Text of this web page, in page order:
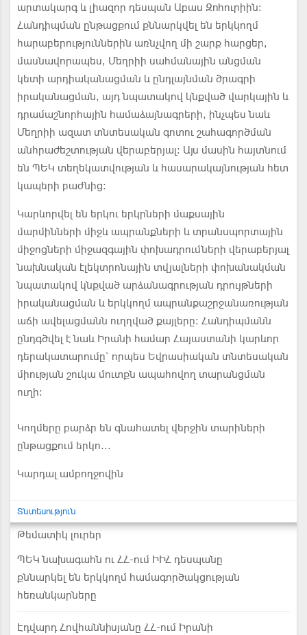
արտակարգ և լիազոր դեսպան Աբաս Զոհուրիին:
Հանդիպման ընթացքում քննարկվել են երկկողմ
հարաբերություններին առնչվող մի շարք հարցեր,
մասնավորապես, Մեղրիի սահմանային անցման
կետի արդիականացման և ընդլայնման ծրագրի
իրականացման, այդ նպատակով կնքված վարկային և
դրամաշնորհային համաձայնագրերի, ինչպես նաև
Մեղրիի ազատ տնտեսական գոտու շահագործման
անհրաժեշտության վերաբերյալ: Այս մասին հայտնում
են ՊԵԿ տեղեկատվության և հասարակայնության հետ
կապերի բաժնից:
Կարևորվել են երկու երկրների մաքսային
մարմինների միջև ապրանքների և տրանսպորտային
միջոցների միջազգային փոխադրումների վերաբերյալ
նախնական էլեկտրոնային տվյալների փոխանակման
նպատակով կնքված արձանագրության դրույթների
իրականացման և երկկողմ ապրանքաշրջանառության
աճի ավելացմանն ուղղված քայլերը: Հանդիպմանն
ընդգծվել է նաև Իրանի համար Հայաստանի կարևոր
դերակատարումը` որպես Եվրասիական տնտեսական
միության շուկա մուտքն ապահովող տարանցման
ուղի:
Կողմերը բարձր են գնահատել վերջին տարիների
ընթացքում երկո...
Կարդալ ամբողջովին
Տնտեսություն
Թեմատիկ լուրեր
ՊԵԿ նախագահն ու ՀՀ-ում ԻԻՀ դեսպանը
քննարկել են երկկողմ համագործակցության
հեռանկարները
Էդվարդ Հովհաննիսյանը ՀՀ-ում Իրանի